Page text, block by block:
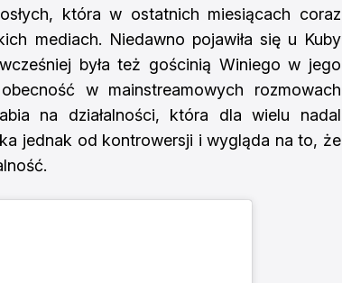
która w ostatnich miesiącach coraz
mediach. Niedawno pojawiła się u Kuby
była też gościnią Winiego w jego
w mainstreamowych rozmowach
na działalności, która dla wielu nadal
jednak od kontrowersji i wygląda na to, że